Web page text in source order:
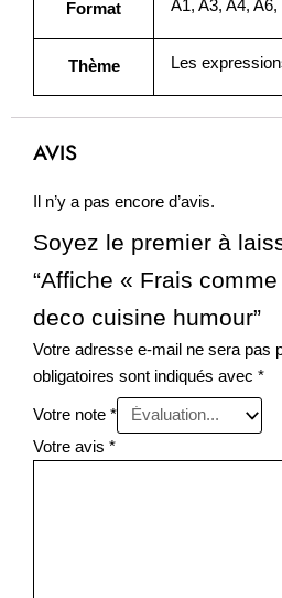
Format A1, A3, A4,
Thème Les
AVIS
Il n’y a pas encore d’avis.
Soyez le premier à
“Affiche « Frais
deco cuisine humour”
Votre adresse e-mail ne sera pas
obligatoires sont indiqués avec *
Votre note *
Votre avis *